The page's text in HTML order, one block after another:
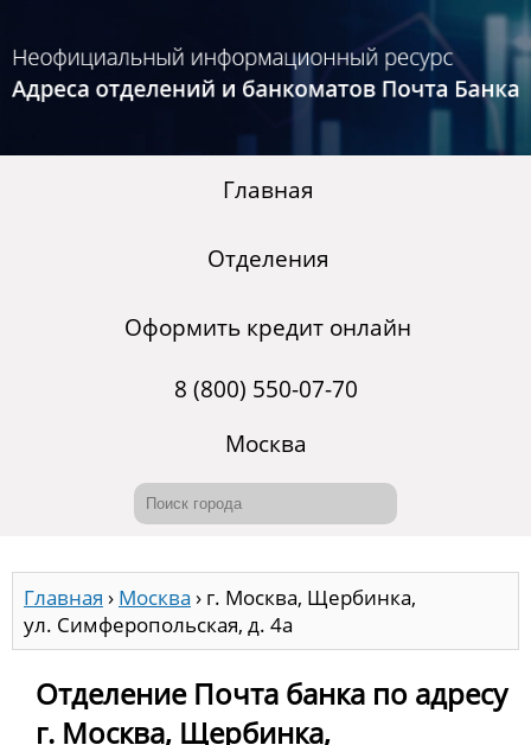
Главная
Отделения
Оформить кредит онлайн
8 (800) 550-07-70
Москва
Главная › Москва › г. Москва, Щербинка,
ул. Симферопольская, д. 4а
Отделение Почта банка по адресу
г. Москва, Щербинка,